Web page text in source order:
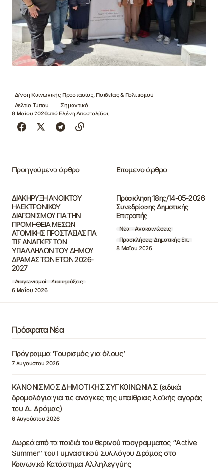
Δ/νση Κοινωνικής Προστασίας, Παιδείας & Πολιτισμού
Δελτία Τύπου
Σημαντικά
8 Μαΐου 2026από Ελένη Αποστολίδου
Προηγούμενο άρθρο
ΔΙΑΚΗΡΥΞΗ ΑΝΟΙΚΤΟΥ
ΗΛΕΚΤΡΟΝΙΚΟΥ
ΔΙΑΓΩΝΙΣΜΟΥ ΓΙΑ ΤΗΝ
ΠΡΟΜΗΘΕΙΑ ΜΕΣΩΝ
ΑΤΟΜΙΚΗΣ ΠΡΟΣΤΑΣΙΑΣ ΓΙΑ
ΤΙΣ ΑΝΑΓΚΕΣ ΤΩΝ
ΥΠΑΛΛΗΛΩΝ ΤΟΥ ΔΗΜΟΥ
ΔΡΑΜΑΣ ΤΩΝ ΕΤΩΝ 2026-
2027
Διαγωνισμοί - Διακηρύξεις
6 Μαΐου 2026
Επόμενο άρθρο
Πρόσκληση 18ης/14-05-2026
Συνεδρίασης Δημοτικής
Επιτροπής
Νέα - Ανακοινώσεις
Προσκλήσεις Δημοτικής Επ.
8 Μαΐου 2026
Πρόσφατα Νέα
Πρόγραμμα ‘Τουρισμός για όλους’
7 Αυγούστου 2026
ΚΑΝΟΝΙΣΜΟΣ ΔΗΜΟΤΙΚΗΣ ΣΥΓΚΟΙΝΩΝΙΑΣ (ειδικά
δρομολόγια για τις ανάγκες της υπαίθριας λαϊκής αγοράς
του Δ. Δράμας)
6 Αυγούστου 2026
Δωρεά από τα παιδιά του θερινού προγράμματος “Active
Summer” του Γυμναστικού Συλλόγου Δράμας στο
Κοινωνικό Κατάστημα Αλληλεγγύης